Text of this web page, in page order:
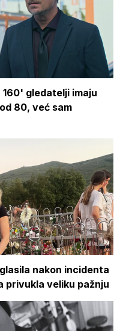
gledatelji imaju
80, već sam
nakon incidenta
privukla veliku pažnju